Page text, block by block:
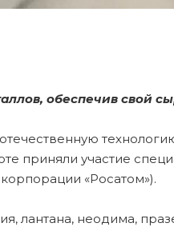
обеспечив свой
приняли участие
«Росатом»).
лантана, неодима,